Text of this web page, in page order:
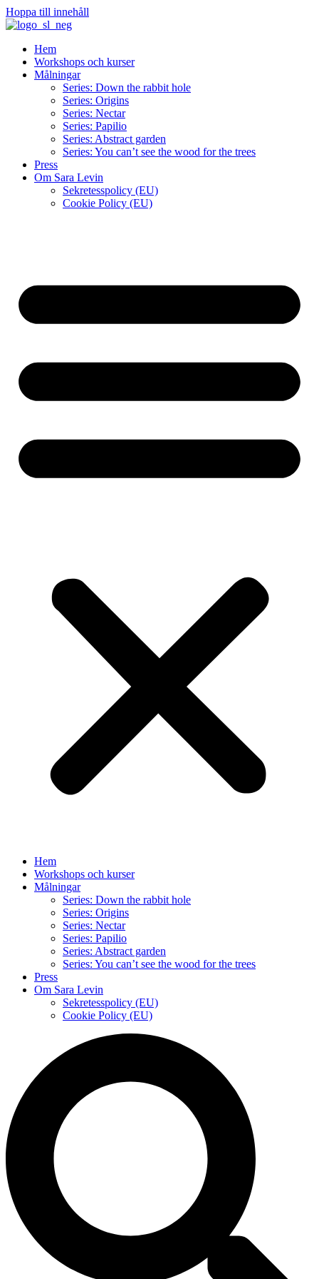
Hoppa till innehåll
Hem
Workshops och kurser
Målningar
Series: Down the rabbit hole
Series: Origins
Series: Nectar
Series: Papilio
Series: Abstract garden
Series: You can’t see the wood for the trees
Press
Om Sara Levin
Sekretesspolicy (EU)
Cookie Policy (EU)
Hem
Workshops och kurser
Målningar
Series: Down the rabbit hole
Series: Origins
Series: Nectar
Series: Papilio
Series: Abstract garden
Series: You can’t see the wood for the trees
Press
Om Sara Levin
Sekretesspolicy (EU)
Cookie Policy (EU)